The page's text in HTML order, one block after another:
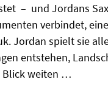
– und Jordans
verbindet,
Jordan spielt sie
entstehen,
Blick weiten …